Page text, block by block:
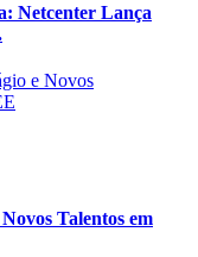
Netcenter Lança
Talentos em